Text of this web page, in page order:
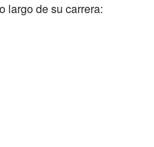
largo de su carrera: